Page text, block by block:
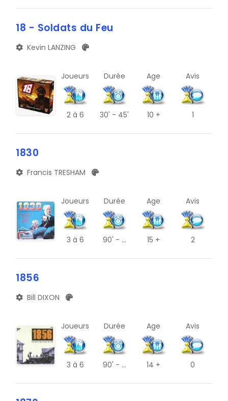
18 - Soldats du Feu
Kevin LANZING
Joueurs
2à 6
Durée
30' - 45'
Age
10 +
Avis
1
1830
Francis TRESHAM
Joueurs
3 à 6
Durée
90' - ...
Age
15 +
Avis
2
1856
Bill DIXON
Joueurs
3 à 6
Durée
90' - ...
Age
14 +
Avis
0